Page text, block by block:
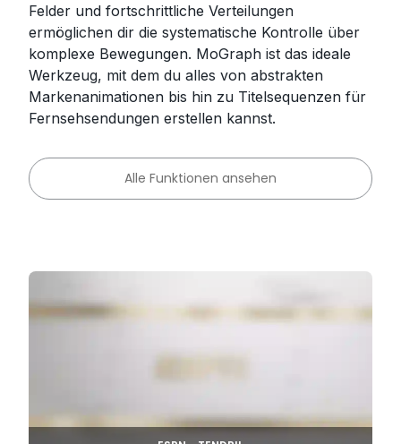
Felder und fortschrittliche Verteilungen
ermöglichen dir die systematische Kontrolle über
komplexe Bewegungen. MoGraph ist das ideale
Werkzeug, mit dem du alles von abstrakten
Markenanimationen bis hin zu Titelsequenzen für
Fernsehsendungen erstellen kannst.
Alle Funktionen ansehen